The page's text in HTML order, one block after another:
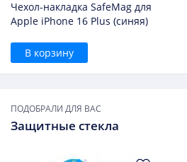
Чехол-накладка SafeMag для
Apple iPhone 16 Plus (синяя)
В корзину
ПОДОБРАЛИ ДЛЯ ВАС
Защитные стекла